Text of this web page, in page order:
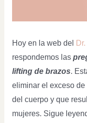
Hoy en la web del
respondemos las
lifting de brazos.
eliminar el exceso
del cuerpo y que
mujeres. Sigue